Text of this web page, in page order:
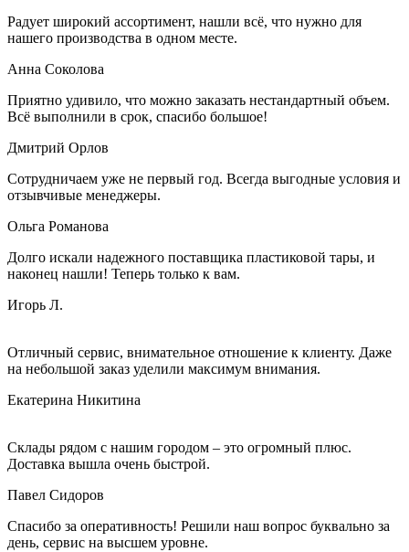
Радует широкий ассортимент, нашли всё, что нужно для
нашего производства в одном месте.
Анна Соколова
Приятно удивило, что можно заказать нестандартный объем.
Всё выполнили в срок, спасибо большое!
Дмитрий Орлов
Сотрудничаем уже не первый год. Всегда выгодные условия и
отзывчивые менеджеры.
Ольга Романова
Долго искали надежного поставщика пластиковой тары, и
наконец нашли! Теперь только к вам.
Игорь Л.
Отличный сервис, внимательное отношение к клиенту. Даже
на небольшой заказ уделили максимум внимания.
Екатерина Никитина
Склады рядом с нашим городом – это огромный плюс.
Доставка вышла очень быстрой.
Павел Сидоров
Спасибо за оперативность! Решили наш вопрос буквально за
день, сервис на высшем уровне.